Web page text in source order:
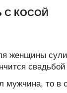
С КОСОЙ
женщины
мужчина, то